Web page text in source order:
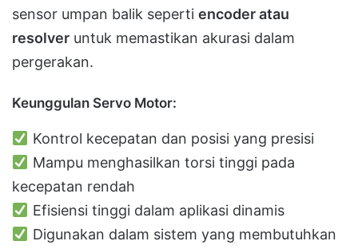
sensor umpan balik seperti encoder atau
resolver untuk memastikan akurasi dalam
pergerakan.
Keunggulan Servo Motor:
Kontrol kecepatan dan posisi yang presisi
Mampu menghasilkan torsi tinggi pada
kecepatan rendah
Efisiensi tinggi dalam aplikasi dinamis
Digunakan dalam sistem yang membutuhkan